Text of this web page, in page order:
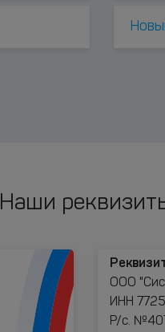
Наши
ООО
ИНН
Р/с.